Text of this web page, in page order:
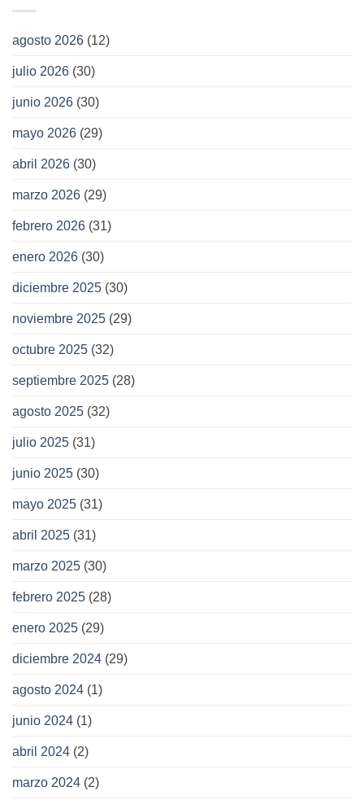
agosto 2026 (12)
julio 2026 (30)
junio 2026 (30)
mayo 2026 (29)
abril 2026 (30)
marzo 2026 (29)
febrero 2026 (31)
enero 2026 (30)
diciembre 2025 (30)
noviembre 2025 (29)
octubre 2025 (32)
septiembre 2025 (28)
agosto 2025 (32)
julio 2025 (31)
junio 2025 (30)
mayo 2025 (31)
abril 2025 (31)
marzo 2025 (30)
febrero 2025 (28)
enero 2025 (29)
diciembre 2024 (29)
agosto 2024 (1)
junio 2024 (1)
abril 2024 (2)
marzo 2024 (2)